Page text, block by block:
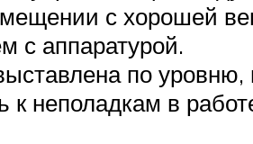
с хорошей
с аппаратурой.
по
к неполадкам в